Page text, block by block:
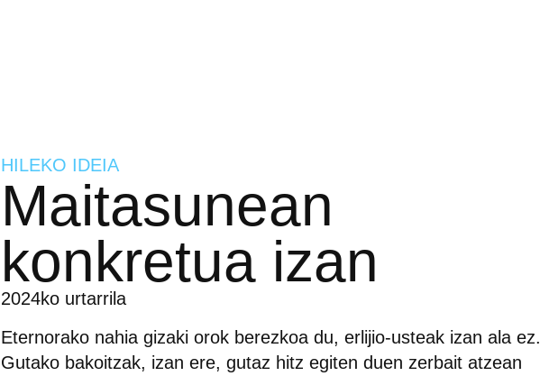
Maitasunean
konkretua izan
2024ko urtarrila
Eternorako nahia gizaki orok berezkoa du, erlijio-usteak izan ala ez.
Gutako bakoitzak, izan ere, gutaz hitz egiten duen zerbait atzean
HILEKO IDEIA